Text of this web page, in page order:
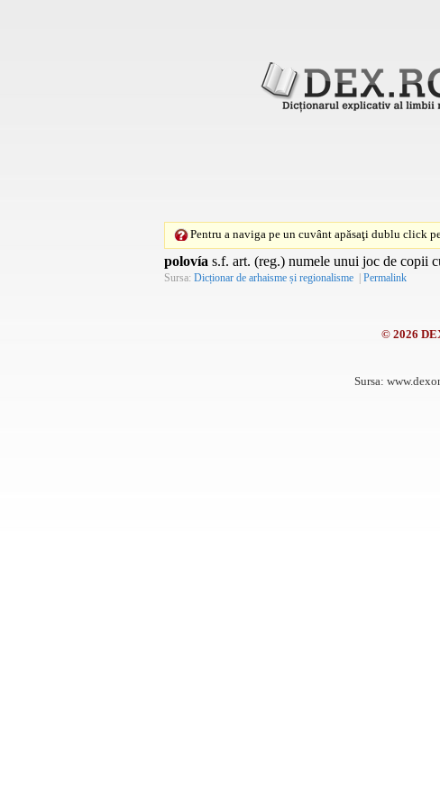
Pentru a naviga pe un cuvânt apăsaţi dublu click
polovía s.f. art. (reg.) numele unui joc de copii
Sursa: Dicționar de arhaisme și regionalisme | Permalink
© 2026
Sursa: